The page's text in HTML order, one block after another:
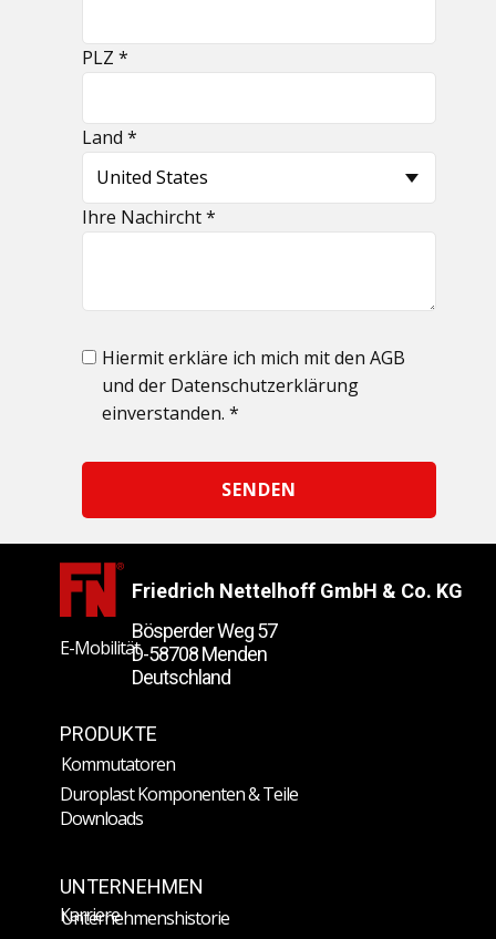
PLZ *
Land *
Ihre Nachircht *
Hiermit erkläre ich mich mit den AGB
und der Datenschutzerklärung
einverstanden. *
SENDEN
UNTERNEHMEN
Friedrich Nettelhoff GmbH & Co. KG
PRODUKTE
Unternehmenshistorie
Bösperder Weg 57
D-58708 Menden
Deutschland
Kommutatoren
Karriere
Duroplast Komponenten & Teile
E-Mobilität
Downloads